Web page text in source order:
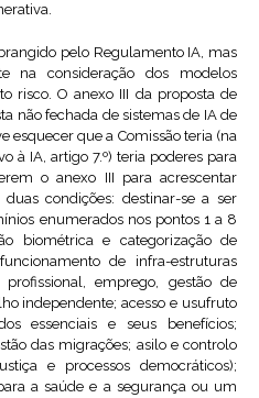
pelo Regulamento IA, mas
na consideração dos modelos
risco. O anexo III da proposta de
não fechada de sistemas de IA de
esquecer que a Comissão teria (na
à IA, artigo 7.º) teria poderes para
o anexo III para acrescentar
condições: destinar-se a ser
enumerados nos pontos 1 a 8
biométrica e categorização de
de infra-estruturas
emprego, gestão de
independente; acesso e usufruto
essenciais e seus benefícios;
das migrações; asilo e controlo
e processos democráticos);
a saúde e a segurança ou um